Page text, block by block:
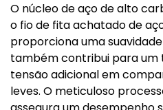
O núcleo de aço de alto
o fio de fita achatado de
proporciona uma
também contribui para um
tensão adicional em
leves. O meticuloso